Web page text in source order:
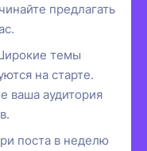
предлагать
темы
на старте.
ваша аудитория
поста в неделю